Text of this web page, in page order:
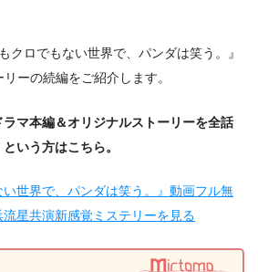
クロでもない世界で、パンダは笑う。』
ーの続編をご紹介します。
マ本編＆オリジナルストーリーを全話
いう方はこちら。
い世界で、パンダは笑う。』動画フル無
星共演新感覚ミステリーを見る